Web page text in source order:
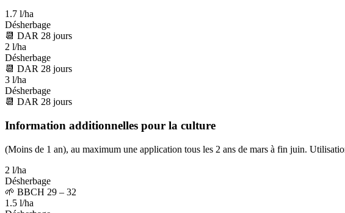
1.7 l/ha
Désherbage
📆 DAR 28 jours
2 l/ha
Désherbage
📆 DAR 28 jours
3 l/ha
Désherbage
📆 DAR 28 jours
Information additionnelles pour la culture
(Moins de 1 an), au maximum une application tous les 2 ans de mars à fin juin.
2 l/ha
Désherbage
🌱 BBCH 29 – 32
1.5 l/ha